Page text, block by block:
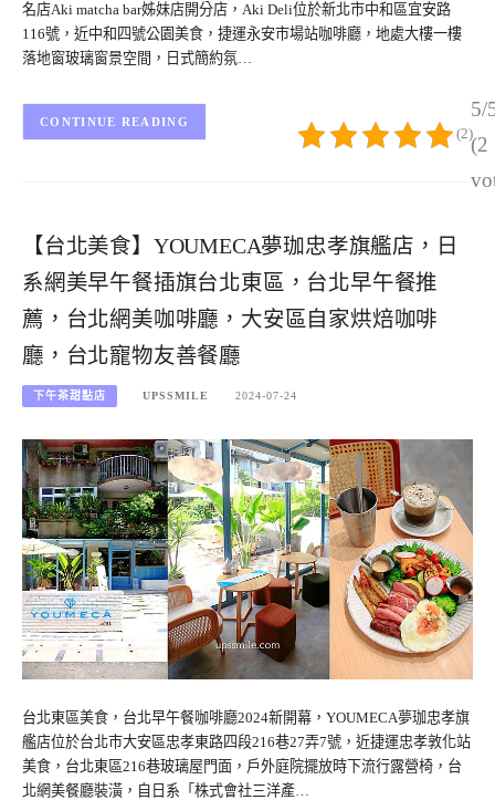
名店Aki matcha bar姊妹店開分店，Aki Deli位於新北市中和區宜安路
116號，近中和四號公園美食，捷運永安市場站咖啡廳，地處大樓一樓
落地窗玻璃窗景空間，日式簡約氛…
5/
(2
(2)
CONTINUE READING
【台北美食】YOUMECA夢珈忠孝旗艦店，日
系網美早午餐插旗台北東區，台北早午餐推
薦，台北網美咖啡廳，大安區自家烘焙咖啡
廳，台北寵物友善餐廳
下午茶甜點店 UPSSMILE 2024-07-24
台北東區美食，台北早午餐咖啡廳2024新開幕，YOUMECA夢珈忠孝旗
艦店位於台北市大安區忠孝東路四段216巷27弄7號，近捷運忠孝敦化站
美食，台北東區216巷玻璃屋門面，戶外庭院擺放時下流行露營椅，台
北網美餐廳裝潢，自日系「株式會社三洋產…